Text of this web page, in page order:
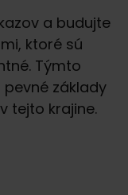
a budujte
ktoré sú
Týmto
základy
tejto krajine.